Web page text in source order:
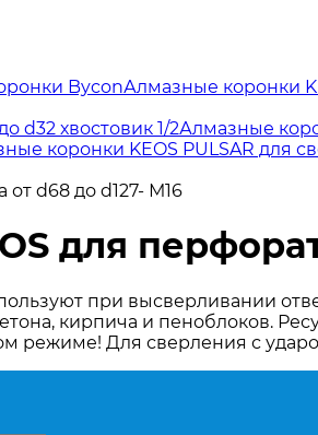
ByconАлмазные коронки
d32 хвостовик 1/2Алмазные
коронки KEOS PULSAR для
d68 до d127- М16
для
при высверливании
кирпича и пеноблоков.
режиме! Для сверления с